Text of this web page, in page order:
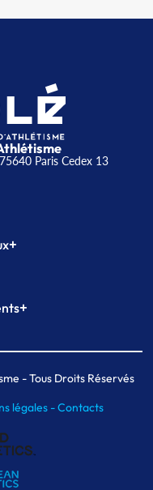
Paris Cedex 13
+
+
- Tous Droits Réservés
légales -Contacts